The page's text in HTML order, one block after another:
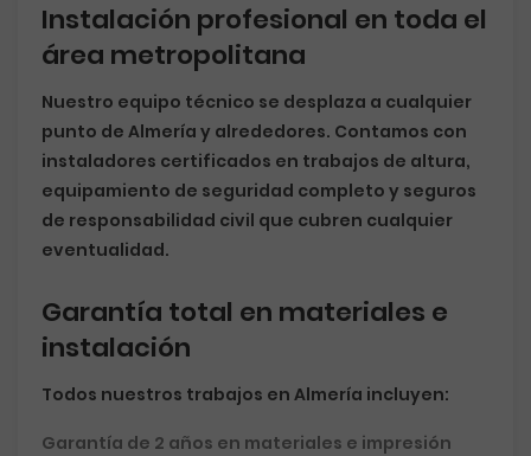
Instalación profesional en toda el
área metropolitana
Nuestro equipo técnico se desplaza a cualquier
punto de Almería y alrededores. Contamos con
instaladores certificados en trabajos de altura,
equipamiento de seguridad completo y seguros
de responsabilidad civil que cubren cualquier
eventualidad.
Garantía total en materiales e
instalación
Todos nuestros trabajos en Almería incluyen:
Garantía de 2 años en materiales e impresión